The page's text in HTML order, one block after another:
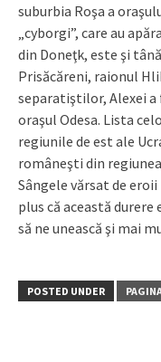
suburbia Roşa a
„cyborgi”, care au
din Doneţk, este şi
Prisăcăreni, raionul
separatiştilor, Alexei
oraşul Odesa. Lista
regiunile de est ale
româneşti din
Sângele vărsat de
plus că această
să ne unească şi mai
POSTED UNDER